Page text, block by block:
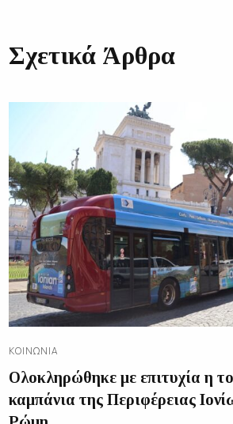
Σχετικά Άρθρα
ΚΟΙΝΩΝΊΑ
Ολοκληρώθηκε με επιτυχία η
καμπάνια της Περιφέρειας